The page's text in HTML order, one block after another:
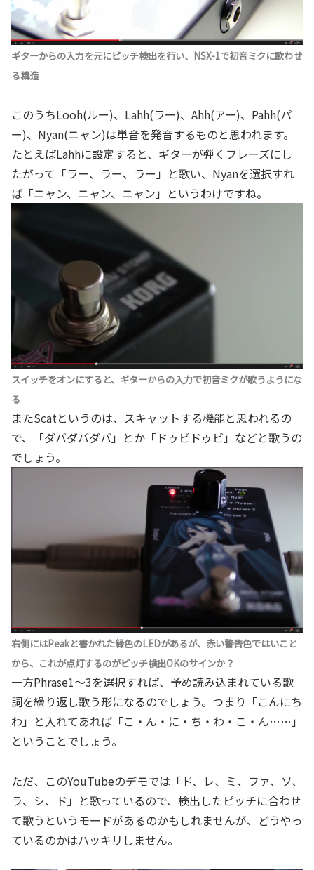
ギターからの入力を元にピッチ検出を行い、NSX-1で初音ミクに歌わせ
る構造
このうちLooh(ルー)、Lahh(ラー)、Ahh(アー)、Pahh(パ
ー)、Nyan(ニャン)は単音を発音するものと思われます。
たとえばLahhに設定すると、ギターが弾くフレーズにし
たがって「ラー、ラー、ラー」と歌い、Nyanを選択すれ
ば「ニャン、ニャン、ニャン」というわけですね。
スイッチをオンにすると、ギターからの入力で初音ミクが歌うようにな
る
またScatというのは、スキャットする機能と思われるの
で、「ダバダバダバ」とか「ドゥビドゥビ」などと歌うの
でしょう。
右側にはPeakと書かれた緑色のLEDがあるが、赤い警告色ではいこと
から、これが点灯するのがピッチ検出OKのサインか？
一方Phrase1～3を選択すれば、予め読み込まれている歌
詞を繰り返し歌う形になるのでしょう。つまり「こんにち
わ」と入れてあれば「こ・ん・に・ち・わ・こ・ん……」
ということでしょう。
ただ、このYouTubeのデモでは「ド、レ、ミ、ファ、ソ、
ラ、シ、ド」と歌っているので、検出したピッチに合わせ
て歌うというモードがあるのかもしれませんが、どうやっ
ているのかはハッキリしません。